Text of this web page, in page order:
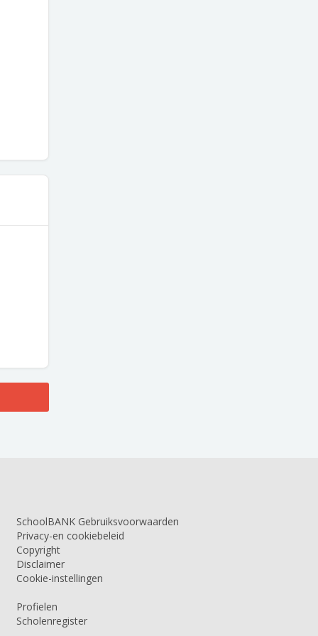
SchoolBANK Gebruiksvoorwaarden
Privacy-en cookiebeleid
Copyright
Disclaimer
Cookie-instellingen
Profielen
Scholenregister